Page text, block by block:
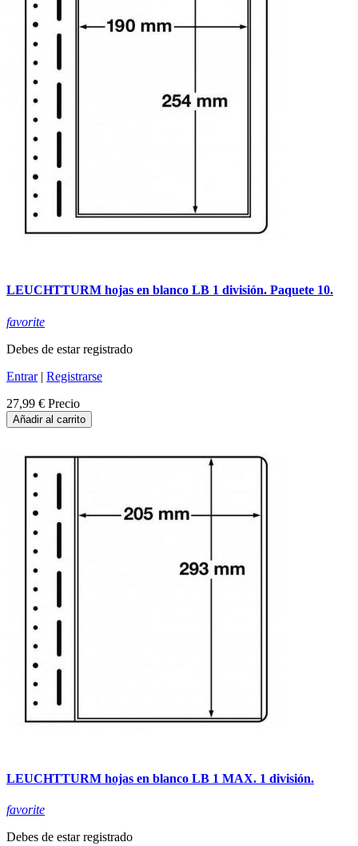
LEUCHTTURM hojas en blanco LB 1 división. Paquete 10.
favorite
Debes de estar registrado
Entrar| Registrarse
27,99 € Precio
Añadir al carrito
LEUCHTTURM hojas en blanco LB 1 MAX. 1 división.
favorite
Debes de estar registrado